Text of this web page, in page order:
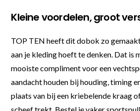
Kleine voordelen, groot
TOP TEN heeft dit dobok zo
aan je kleding hoeft te denken. Dat is
mooiste compliment voor een
aandacht houden bij houding, timing
plaats van bij een kriebelende kraag